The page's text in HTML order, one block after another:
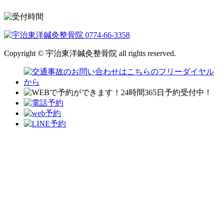
Copyright © 宇治東洋鍼灸整骨院 all rights reserved.